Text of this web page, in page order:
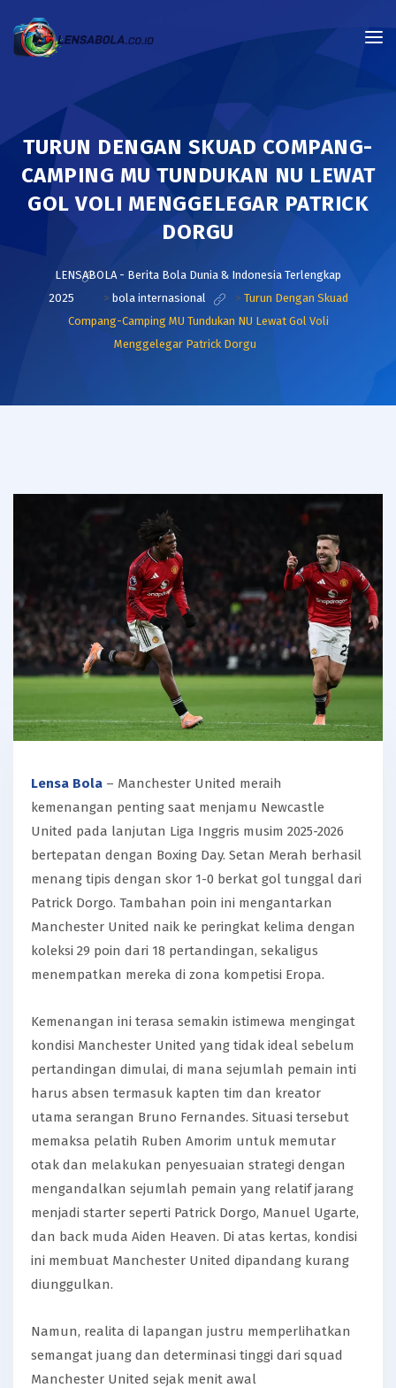
TURUN DENGAN SKUAD COMPANG-
CAMPING MU TUNDUKAN NU LEWAT
GOL VOLI MENGGELEGAR PATRICK
DORGU
LENSABOLA - Berita Bola Dunia & Indonesia Terlengkap
2025
> bola internasional > Turun Dengan Skuad
Compang-Camping MU Tundukan NU Lewat Gol Voli
Menggelegar Patrick Dorgu
Lensa Bola – Manchester United meraih
kemenangan penting saat menjamu Newcastle
United pada lanjutan Liga Inggris musim 2025-2026
bertepatan dengan Boxing Day. Setan Merah berhasil
menang tipis dengan skor 1-0 berkat gol tunggal dari
Patrick Dorgo. Tambahan poin ini mengantarkan
Manchester United naik ke peringkat kelima dengan
koleksi 29 poin dari 18 pertandingan, sekaligus
menempatkan mereka di zona kompetisi Eropa.
Kemenangan ini terasa semakin istimewa mengingat
kondisi Manchester United yang tidak ideal sebelum
pertandingan dimulai, di mana sejumlah pemain inti
harus absen termasuk kapten tim dan kreator
utama serangan Bruno Fernandes. Situasi tersebut
memaksa pelatih Ruben Amorim untuk memutar
otak dan melakukan penyesuaian strategi dengan
mengandalkan sejumlah pemain yang relatif jarang
menjadi starter seperti Patrick Dorgo, Manuel Ugarte,
dan back muda Aiden Heaven. Di atas kertas, kondisi
ini membuat Manchester United dipandang kurang
diunggulkan.
Namun, realita di lapangan justru memperlihatkan
semangat juang dan determinasi tinggi dari squad
Manchester United sejak menit awal